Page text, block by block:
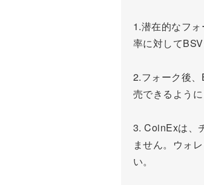
1.潜在的なフ
率に対して
2.フォーク後
売できるように
3. CoinExは、
ません。ウォ
い。